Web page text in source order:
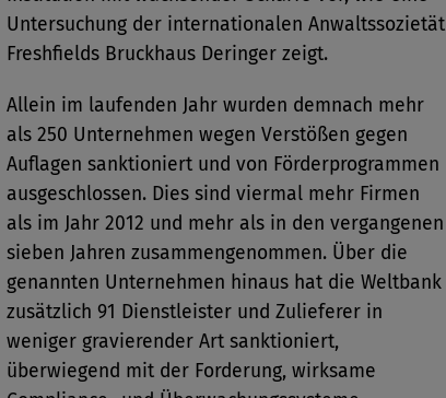
Untersuchung der internationalen Anwaltssozietät
Freshfields Bruckhaus Deringer zeigt.
Allein im laufenden Jahr wurden demnach mehr
als 250 Unternehmen wegen Verstößen gegen
Auflagen sanktioniert und von Förderprogrammen
ausgeschlossen. Dies sind viermal mehr Firmen
als im Jahr 2012 und mehr als in den vergangenen
sieben Jahren zusammengenommen. Über die
genannten Unternehmen hinaus hat die Weltbank
zusätzlich 91 Dienstleister und Zulieferer in
weniger gravierender Art sanktioniert,
überwiegend mit der Forderung, wirksame